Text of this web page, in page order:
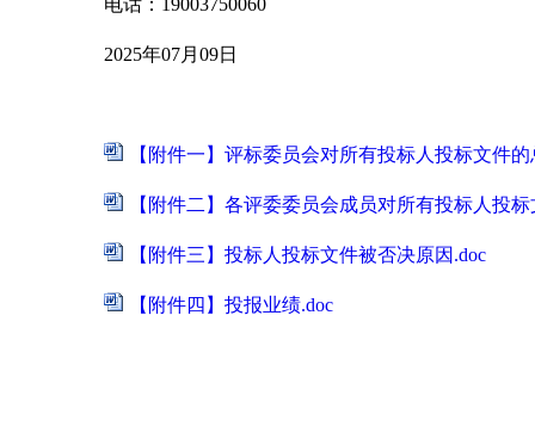
电话： 19003750060
2025年07月 09日
【附件一】评标委员会对所有投标人投标文件
【附件二】各评委委员会成员对所有投标人投
【附件三】投标人投标文件被否决原因.doc
【附件四】投报业绩.doc